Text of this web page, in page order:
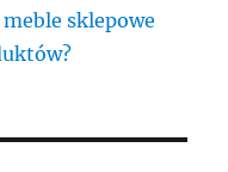
sklepowe